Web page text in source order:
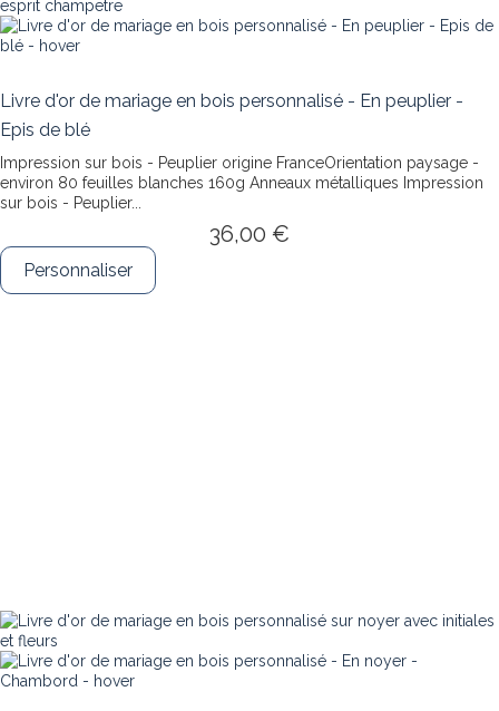
Livre d'or de mariage en bois personnalisé - En peuplier -
Epis de blé
Impression sur bois - Peuplier origine FranceOrientation paysage -
environ 80 feuilles blanches 160g Anneaux métalliques Impression
sur bois - Peuplier...
36,00 €
Personnaliser